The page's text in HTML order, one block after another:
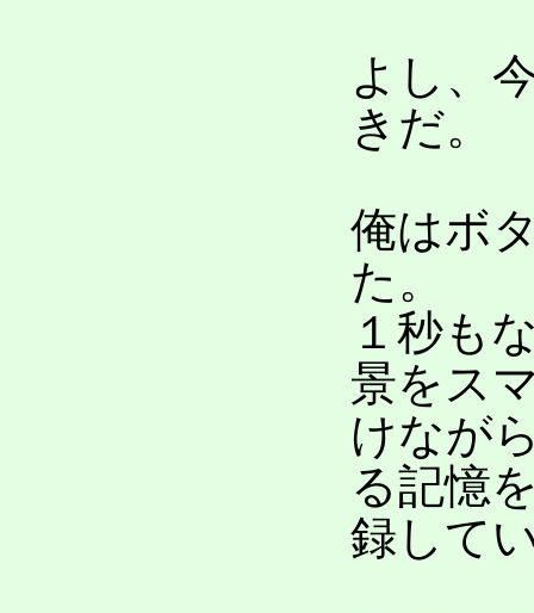
よし、
きだ。
俺はボ
た。
１秒も
景をス
けなが
る記憶
録して